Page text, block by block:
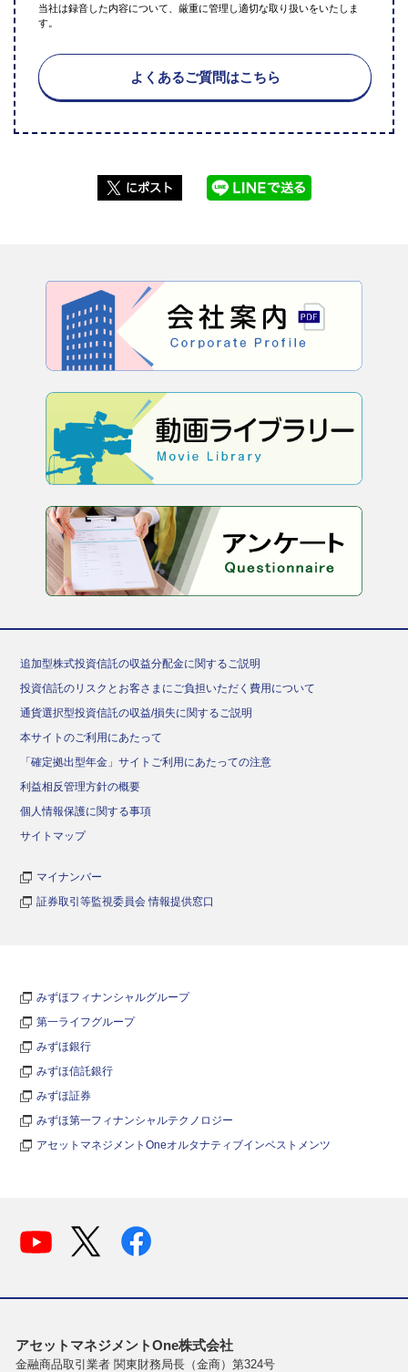
当社は録音した内容について、厳重に管理し適切な取り扱いをいたしま
す。
よくあるご質問はこちら
追加型株式投資信託の収益分配金に関するご説明
投資信託のリスクとお客さまにご負担いただく費用について
通貨選択型投資信託の収益/損失に関するご説明
本サイトのご利用にあたって
「確定拠出型年金」サイトご利用にあたっての注意
利益相反管理方針の概要
個人情報保護に関する事項
サイトマップ
マイナンバー
証券取引等監視委員会 情報提供窓口
みずほフィナンシャルグループ
第一ライフグループ
みずほ銀行
みずほ信託銀行
みずほ証券
みずほ第一フィナンシャルテクノロジー
アセットマネジメントOneオルタナティブインベストメンツ
アセットマネジメントOne株式会社
金融商品取引業者 関東財務局長（金商）第324号